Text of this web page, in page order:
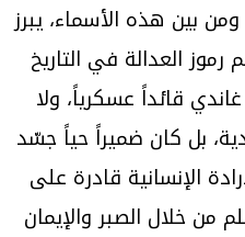
بين هذه الأسماء، يبرز
العدالة في التاريخ
قائداً عسكرياً، ولا
بل كان ضميراً حياً جسّد
الإنسانية قادرة على
خلال الصبر والإيمان